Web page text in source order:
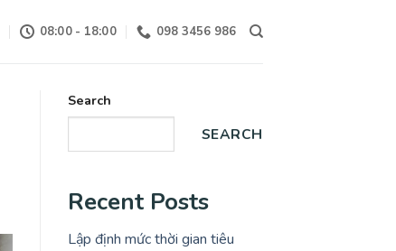
08:00 - 18:00 098 3456 986
Search
SEARCH
Recent Posts
Lập định mức thời gian tiêu